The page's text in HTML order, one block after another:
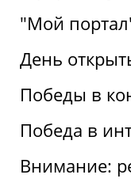
"Мой
День
Победы в
Победа в
Внимание: